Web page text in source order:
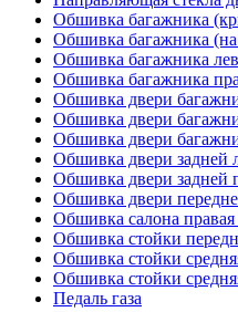
Обшивка багажника
Обшивка багажника
Обшивка багажника
Обшивка багажника
Обшивка двери
Обшивка двери
Обшивка двери
Обшивка двери задней
Обшивка двери задней
Обшивка двери
Обшивка салона
Обшивка стойки
Обшивка стойки
Обшивка стойки
Педаль газа